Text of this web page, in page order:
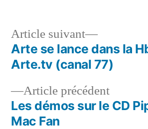
Navigation
l’article
Article précédentArticle
Les démos sur le CD
Mac Fan
Article suivant
Article
suivant :
Arte se lance dans la
Arte.tv (canal 77)